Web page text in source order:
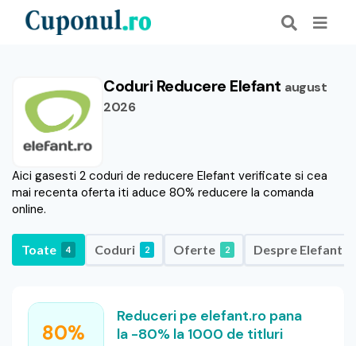
Coduri Reducere Elefant august
2026
Aici gasesti 2 coduri de reducere Elefant verificate si cea
mai recenta oferta iti aduce 80% reducere la comanda
online.
Toate 4 Coduri 2 Oferte 2 Despre Elefant
80%
Reduceri pe elefant.ro pana
la -80% la 1000 de titluri